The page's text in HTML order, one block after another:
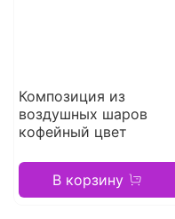
Композиция из
воздушных шаров
кофейный цвет
В корзину